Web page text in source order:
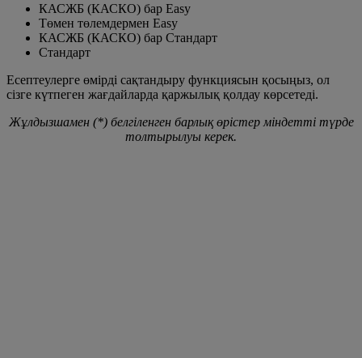
КАСЖБ (КАСКО) бар Easy
Төмен төлемдермен Easy
КАСЖБ (КАСКО) бар Стандарт
Стандарт
Есептеулерге өмірді сақтандыру функциясын қосыңыз, ол
сізге күтпеген жағдайларда қаржылық қолдау көрсетеді.
Жұлдызшамен (*) белгіленген барлық өрістер міндетті түрде
толтырылуы керек.